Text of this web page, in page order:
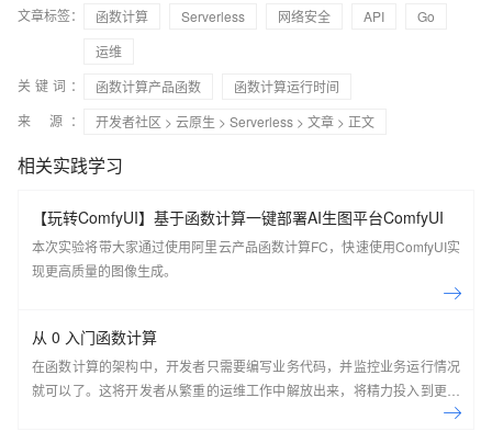
文章标签： 函数计算 Serverless 网络安全 API
Go
运维
关键词：
函数计算产品函数
函数计算运行时间
来 源：
开发者社区 > 云原生 > Serverless > 文章 > 正文
相关实践学习
【玩转ComfyUI】基于函数计算一键部署AI生图平台ComfyUI
本次实验将带大家通过使用阿里云产品函数计算FC，快速使用ComfyUI实
现更高质量的图像生成。
从 0 入门函数计算
在函数计算的架构中，开发者只需要编写业务代码，并监控业务运行情况
就可以了。这将开发者从繁重的运维工作中解放出来，将精力投入到更有